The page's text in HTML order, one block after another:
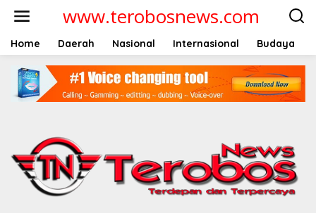
t
www.terobosnews.com
Home Daerah Nasional Internasional Budaya